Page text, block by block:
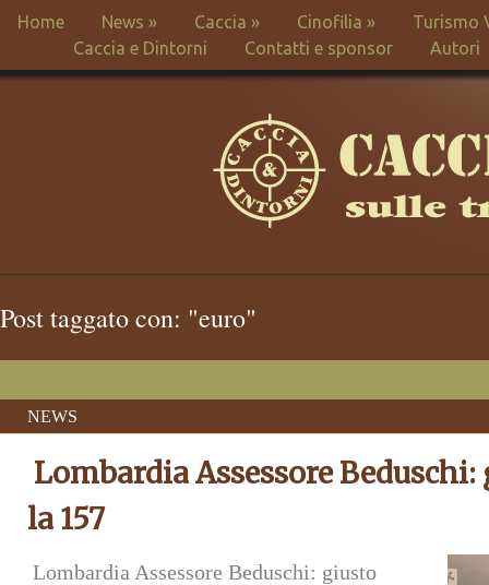
Home News » Caccia » Cinofilia »
Turismo
Caccia e Dintorni
Contatti e sponsor Autori
Post taggato con: "euro"
NEWS
Lombardia Assessore
la 157
Lombardia Assessore Beduschi: giusto